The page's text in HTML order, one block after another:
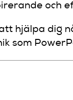
och
hjälpa dig
som